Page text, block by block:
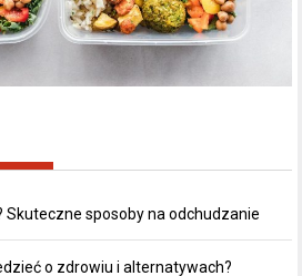
Skuteczne sposoby na odchudzanie
o zdrowiu i alternatywach?